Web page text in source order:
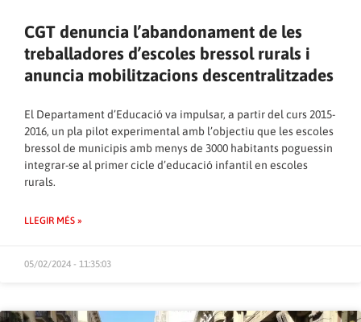
CGT denuncia l’abandonament de les
treballadores d’escoles bressol rurals i
anuncia mobilitzacions descentralitzades
El Departament d’Educació va impulsar, a partir del curs 2015-
2016, un pla pilot experimental amb l’objectiu que les escoles
bressol de municipis amb menys de 3000 habitants poguessin
integrar-se al primer cicle d’educació infantil en escoles
rurals.
LLEGIR MÉS »
05/02/2024 - 11:35:03